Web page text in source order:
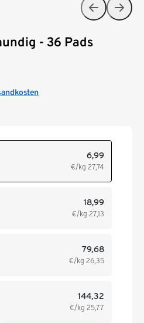
- 36 Pads
6,99
€/kg 27,74
18,99
€/kg 27,13
79,68
€/kg 26,35
144,32
€/kg 25,77